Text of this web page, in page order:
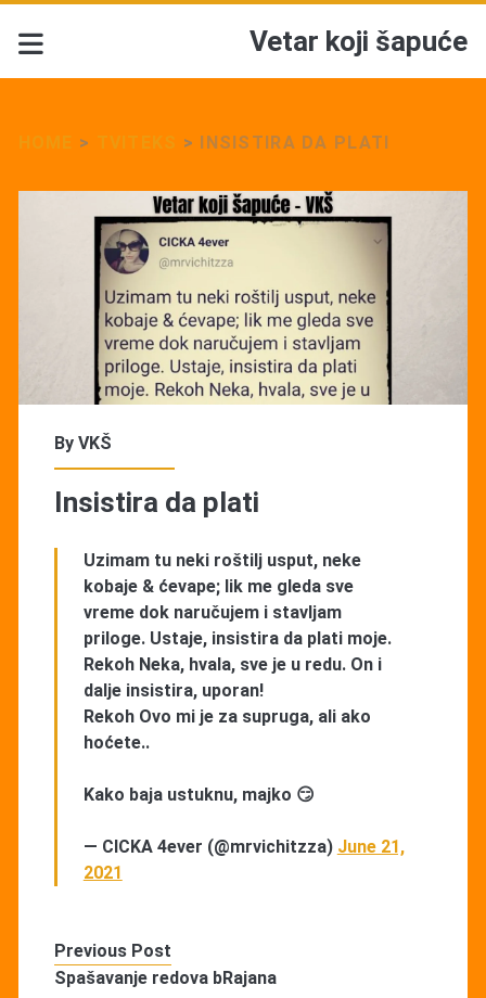
Vetar koji šapuće
> > INSISTIRA DA PLATI
By VKŠ
Insistira da plati
Uzimam tu neki roštilj usput, neke
kobaje & ćevape; lik me gleda sve
vreme dok naručujem i stavljam
priloge. Ustaje, insistira da plati moje.
Rekoh Neka, hvala, sve je u redu. On i
dalje insistira, uporan!
Rekoh Ovo mi je za supruga, ali ako
hoćete..
Kako baja ustuknu, majko 😏
— CICKA 4ever (@mrvichitzza) June 21,
2021
Previous Post
Spašavanje redova bRajana